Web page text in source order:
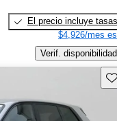
El precio incluye tasas
$4,926/mes
Verif. disponibilidad